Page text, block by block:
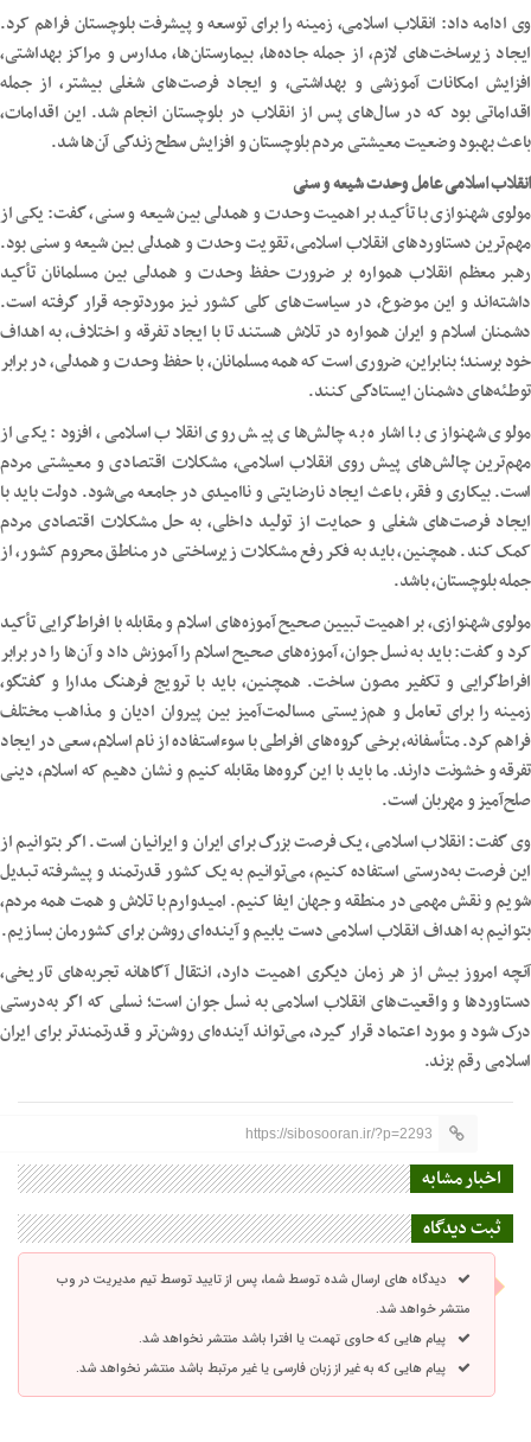
وی ادامه داد: انقلاب اسلامی، زمینه را برای توسعه و پیشرفت بلوچستان فراهم کرد.
ایجاد زیرساخت‌های لازم، از جمله جاده‌ها، بیمارستان‌ها، مدارس و مراکز بهداشتی،
افزایش امکانات آموزشی و بهداشتی، و ایجاد فرصت‌های شغلی بیشتر، از جمله
اقداماتی بود که در سال‌های پس از انقلاب در بلوچستان انجام شد. این اقدامات،
باعث بهبود وضعیت معیشتی مردم بلوچستان و افزایش سطح زندگی آن‌ها شد.
انقلاب اسلامی عامل وحدت شیعه و سنی
مولوی شهنوازی با تأکید بر اهمیت وحدت و همدلی بین شیعه و سنی، گفت: یکی از
مهم‌ترین دستاوردهای انقلاب اسلامی، تقویت وحدت و همدلی بین شیعه و سنی بود.
رهبر معظم انقلاب همواره بر ضرورت حفظ وحدت و همدلی بین مسلمانان تأکید
داشته‌اند و این موضوع، در سیاست‌های کلی کشور نیز موردتوجه قرار گرفته است.
دشمنان اسلام و ایران همواره در تلاش هستند تا با ایجاد تفرقه و اختلاف، به اهداف
خود برسند؛ بنابراین، ضروری است که همه مسلمانان، با حفظ وحدت و همدلی، در برابر
توطئه‌های دشمنان ایستادگی کنند.
مولوی شهنوازی با اشاره به چالش‌های پیش روی انقلاب اسلامی، افزود: یکی از
مهم‌ترین چالش‌های پیش روی انقلاب اسلامی، مشکلات اقتصادی و معیشتی مردم
است. بیکاری و فقر، باعث ایجاد نارضایتی و ناامیدی در جامعه می‌شود. دولت باید با
ایجاد فرصت‌های شغلی و حمایت از تولید داخلی، به حل مشکلات اقتصادی مردم
کمک کند. همچنین، باید به فکر رفع مشکلات زیرساختی در مناطق محروم کشور، از
جمله بلوچستان، باشد.
مولوی شهنوازی، بر اهمیت تبیین صحیح آموزه‌های اسلام و مقابله با افراط‌گرایی تأکید
کرد و گفت: باید به نسل جوان، آموزه‌های صحیح اسلام را آموزش داد و آن‌ها را در برابر
افراط‌گرایی و تکفیر مصون ساخت. همچنین، باید با ترویج فرهنگ مدارا و گفتگو،
زمینه را برای تعامل و هم‌زیستی مسالمت‌آمیز بین پیروان ادیان و مذاهب مختلف
فراهم کرد. متأسفانه، برخی گروه‌های افراطی با سوءاستفاده از نام اسلام، سعی در ایجاد
تفرقه و خشونت دارند. ما باید با این گروه‌ها مقابله کنیم و نشان دهیم که اسلام، دینی
صلح‌آمیز و مهربان است.
وی گفت: انقلاب اسلامی، یک فرصت بزرگ برای ایران و ایرانیان است. اگر بتوانیم از
این فرصت به‌درستی استفاده کنیم، می‌توانیم به یک کشور قدرتمند و پیشرفته تبدیل
شویم و نقش مهمی در منطقه و جهان ایفا کنیم. امیدوارم با تلاش و همت همه مردم،
بتوانیم به اهداف انقلاب اسلامی دست یابیم و آینده‌ای روشن برای کشورمان بسازیم.
آنچه امروز بیش از هر زمان دیگری اهمیت دارد، انتقال آگاهانه تجربه‌های تاریخی،
دستاوردها و واقعیت‌های انقلاب اسلامی به نسل جوان است؛ نسلی که اگر به‌درستی
درک شود و مورد اعتماد قرار گیرد، می‌تواند آینده‌ای روشن‌تر و قدرتمندتر برای ایران
اسلامی رقم بزند.
https://sibosooran.ir/?p=2293
اخبار مشابه
ثبت دیدگاه
دیدگاه های ارسال شده توسط شما، پس از تایید توسط تیم مدیریت در وب
منتشر خواهد شد.
پیام هایی که حاوی تهمت یا افترا باشد منتشر نخواهد شد.
پیام هایی که به غیر از زبان فارسی یا غیر مرتبط باشد منتشر نخواهد شد.